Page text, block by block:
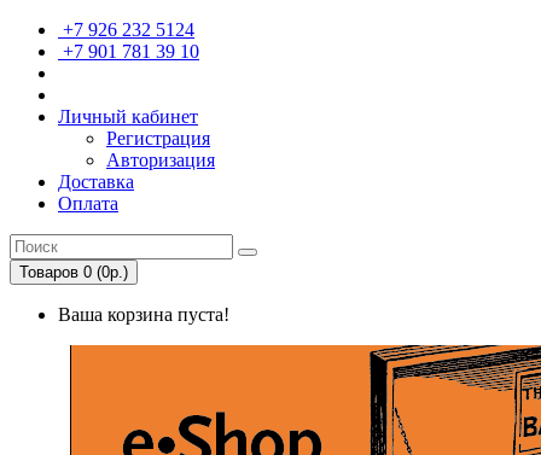
+7 926 232 5124
+7 901 781 39 10
Личный кабинет
Регистрация
Авторизация
Доставка
Оплата
Товаров 0 (0р.)
Ваша корзина пуста!